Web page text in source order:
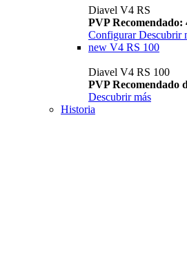
Diavel V4 RS
PVP Recomendado:
Configurar Descubrir
new V4 RS 100
Diavel V4 RS 100
PVP Recomendado
Descubrir más
Historia